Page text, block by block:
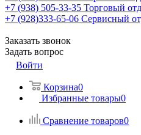
+7 (938) 505-33-35 Торговый
+7 (928)333-65-06 Сервисный
Заказать звонок
Задать вопрос
Войти
Корзина0
Избранные товары0
Сравнение товаров0